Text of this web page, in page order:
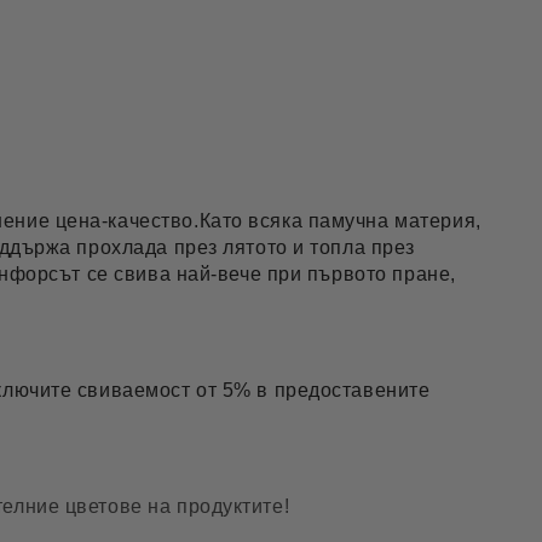
цена-качество.Като всяка памучна материя,
прохлада през лятото и топла през
се свива най-вече при първото пране,
свиваемост от 5% в предоставените
цветове на продуктите!